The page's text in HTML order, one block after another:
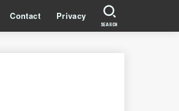
Contact Privacy
SEARCH